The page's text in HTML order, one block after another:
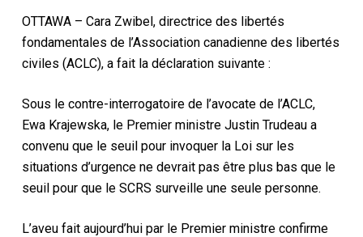
OTTAWA – Cara Zwibel, directrice des libertés
fondamentales de l’Association canadienne des libertés
civiles (ACLC), a fait la déclaration suivante :
Sous le contre-interrogatoire de l’avocate de l’ACLC,
Ewa Krajewska, le Premier ministre Justin Trudeau a
convenu que le seuil pour invoquer la Loi sur les
situations d’urgence ne devrait pas être plus bas que le
seuil pour que le SCRS surveille une seule personne.
L’aveu fait aujourd’hui par le Premier ministre confirme